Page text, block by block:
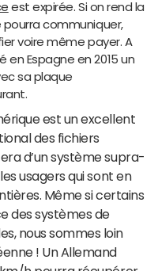
est expirée. Si on rend la
communiquer,
voire même payer. A
Espagne en 2015 un
sa plaque
est un excellent
des fichiers
d’un système supra-
usagers qui sont en
Même si certains
des systèmes de
nous sommes loin
! Un Allemand